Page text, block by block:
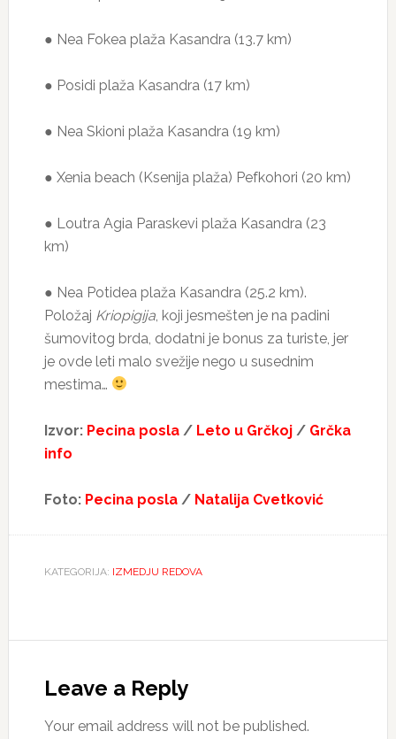
● Nea Fokea plaža Kasandra (13.7 km)
● Posidi plaža Kasandra (17 km)
● Nea Skioni plaža Kasandra (19 km)
● Xenia beach (Ksenija plaža) Pefkohori (20 km)
● Loutra Agia Paraskevi plaža Kasandra (23
km)
● Nea Potidea plaža Kasandra (25.2 km).
Položaj Kriopigija, koji jesmešten je na padini
šumovitog brda, dodatni je bonus za turiste, jer
je ovde leti malo svežije nego u susednim
mestima…
Izvor: Pecina posla/ Leto u Grčkoj/ Grčka
info
Foto: Pecina posla/ Natalija Cvetković
KATEGORIJA: IZMEDJU REDOVA
Interactions
Leave a Reply
Your email address will not be published.